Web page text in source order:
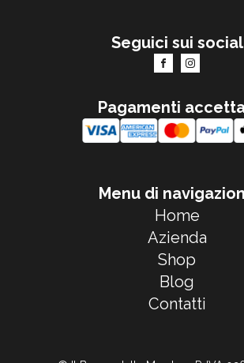
Seguici sui social
Pagamenti
Menu di
Home
Azienda
Shop
Blog
Contatti